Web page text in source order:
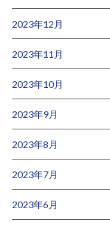
2023年12月
2023年11月
2023年10月
2023年9月
2023年8月
2023年7月
2023年6月